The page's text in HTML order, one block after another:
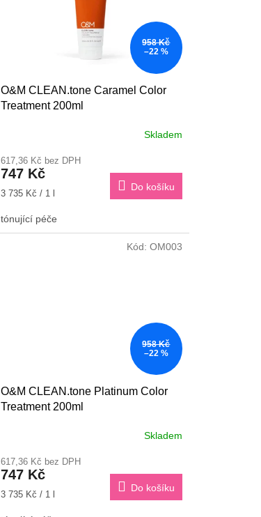
958 Kč
–22 %
O&M CLEAN.tone Caramel Color
Treatment 200ml
Skladem
617,36 Kč bez DPH
747 Kč
Měrná
3 735 Kč / 1 l
Do košíku
tónující péče
958 Kč
–22 %
O&M CLEAN.tone Platinum Color
Treatment 200ml
Skladem
617,36 Kč bez DPH
747 Kč
Měrná
3 735 Kč / 1 l
Do košíku
Kód: OM003